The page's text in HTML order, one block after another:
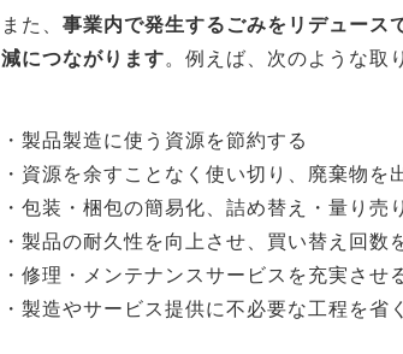
また、 事業内で発生するごみをリデュース
減につながります 。例えば、次のような取
・製品製造に使う資源を節約する
・資源を余すことなく使い切り、廃棄物を
・包装・梱包の簡易化、詰め替え・量り売
・製品の耐久性を向上させ、買い替え回数
・修理・メンテナンスサービスを充実させ
・製造やサービス提供に不必要な工程を省く